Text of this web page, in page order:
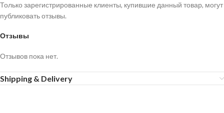
Отзывы
Отзывов пока нет.
Только зарегистрированные клиенты, купившие данный товар, могут
публиковать отзывы.
Shipping & Delivery